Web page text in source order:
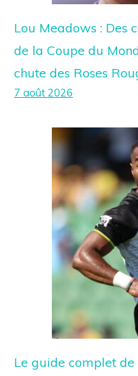
Lou Meadows : Des
de la Coupe du
chute des Roses
7 août 2026
Le guide complet